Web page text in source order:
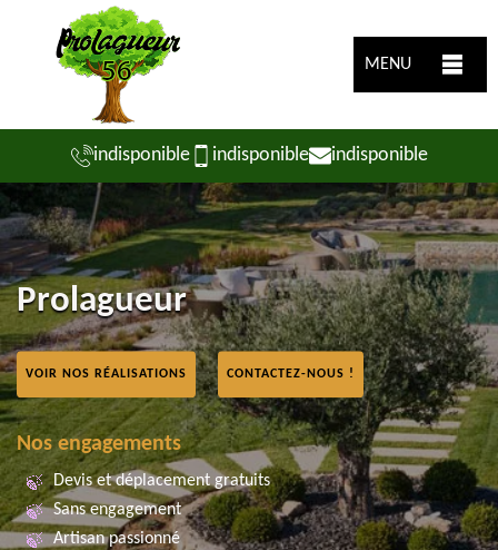
MENU
indisponible indisponible indisponible
Prolagueur
VOIR NOS RÉALISATIONS CONTACTEZ-NOUS !
Nos engagements
Devis et déplacement gratuits
Sans engagement
Artisan passionné